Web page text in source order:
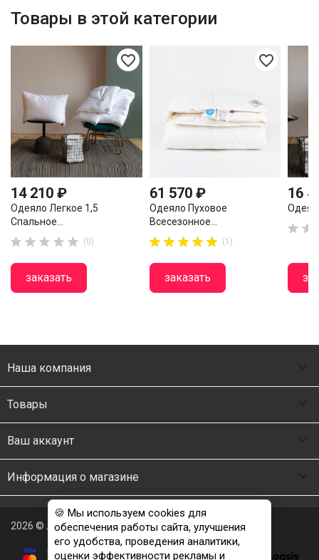
Товары в этой категории
favorite_border
14 210 ₽
Одеяло Легкое 1,5
Спальное...
     (0)
заказать
favorite_border
61 570 ₽
Одеяло Пуховое
Всесезонное...

 (1)
заказать
16
 
Наша компания
Товары
Ваш аккаунт
Информация о магазине
2026 © Люкс Постель
🍪 Мы используем cookies для
обеспечения работы сайта, улучшения
его удобства, проведения аналитики,
оценки эффективности рекламы и